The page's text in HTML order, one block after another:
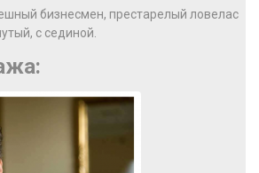
бизнесмен, престарелый ловелас
с сединой.